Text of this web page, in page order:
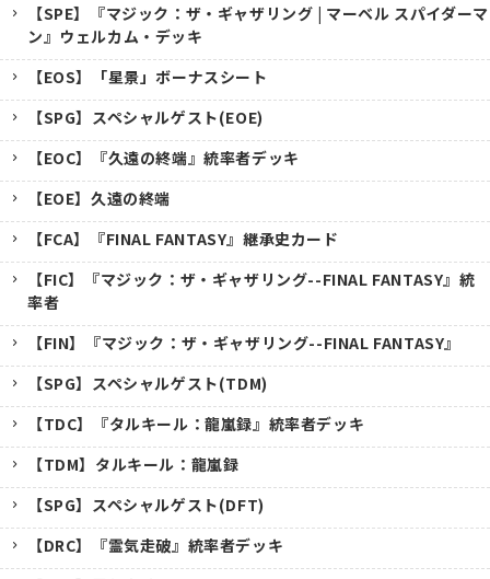
【SPE】『マジック：ザ・ギャザリング | マーベル スパイダーマ
ン』ウェルカム・デッキ
【EOS】「星景」ボーナスシート
【SPG】スペシャルゲスト(EOE)
【EOC】『久遠の終端』統率者デッキ
【EOE】久遠の終端
【FCA】『FINAL FANTASY』継承史カード
【FIC】『マジック：ザ・ギャザリング--FINAL FANTASY』統
率者
【FIN】『マジック：ザ・ギャザリング--FINAL FANTASY』
【SPG】スペシャルゲスト(TDM)
【TDC】『タルキール：龍嵐録』統率者デッキ
【TDM】タルキール：龍嵐録
【SPG】スペシャルゲスト(DFT)
【DRC】『霊気走破』統率者デッキ